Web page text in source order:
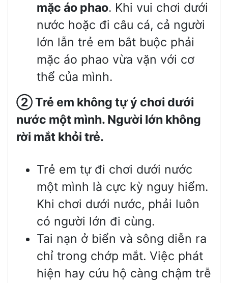
mặc áo phao. Khi vui chơi dưới
nước hoặc đi câu cá, cả người
lớn lẫn trẻ em bắt buộc phải
mặc áo phao vừa vặn với cơ
thể của mình.
②Trẻ em không tự ý chơi dưới
nước một mình. Người lớn không
rời mắt khỏi trẻ.
Trẻ em tự đi chơi dưới nước
một mình là cực kỳ nguy hiểm.
Khi chơi dưới nước, phải luôn
có người lớn đi cùng.
Tai nạn ở biển và sông diễn ra
chỉ trong chớp mắt. Việc phát
hiện hay cứu hộ càng chậm trễ